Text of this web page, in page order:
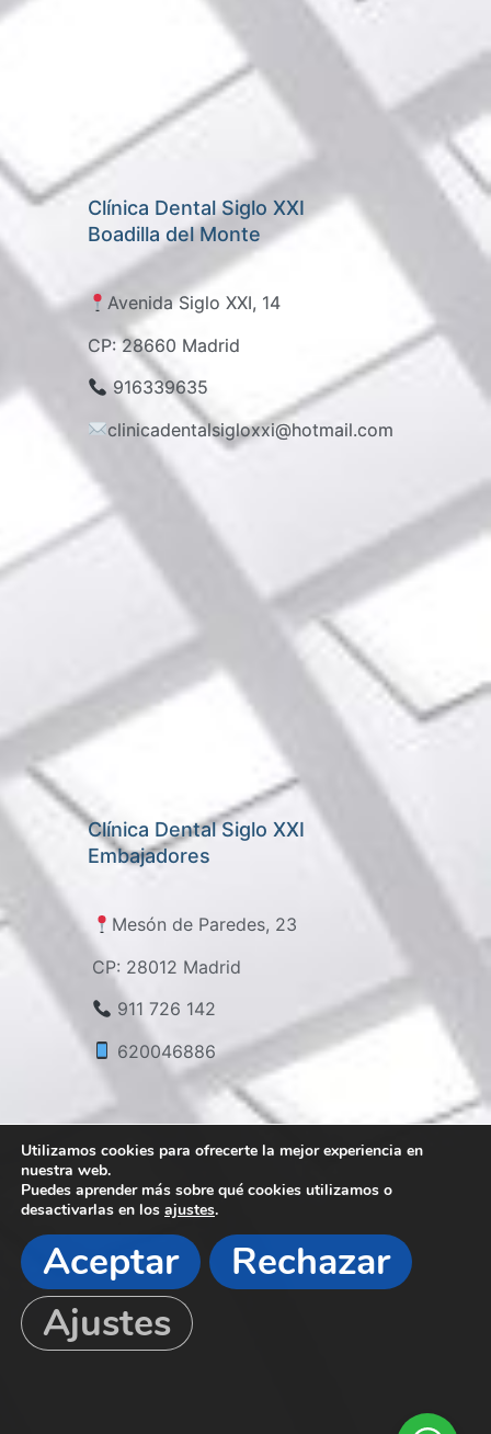
Clínica Dental Siglo XXI
Boadilla del Monte
Avenida Siglo XXI, 14
CP: 28660 Madrid
916339635
clinicadentalsigloxxi@hotmail.com
Clínica Dental Siglo XXI
Embajadores
Mesón de Paredes, 23
CP: 28012 Madrid
911 726 142
620046886
Utilizamos cookies para ofrecerte la mejor experiencia en
nuestra web.
Puedes aprender más sobre qué cookies utilizamos o
desactivarlas en los ajustes.
Aceptar
Rechazar
Ajustes